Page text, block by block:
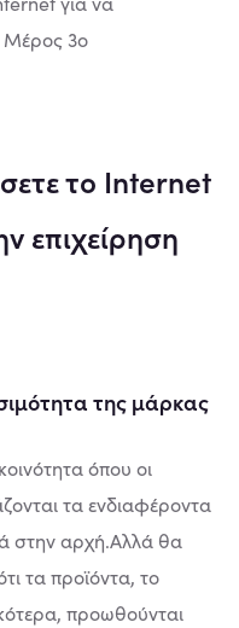
το Internet
επιχείρηση
της μάρκας
όπου οι
τα ενδιαφέροντα
στην αρχή.Αλλά θα
τα προϊόντα, το
προωθούνται